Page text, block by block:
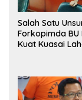
Salah Satu
Forkopimda BU
Kuat Kuasai